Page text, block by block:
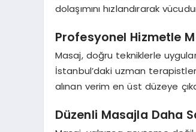
dolaşımını hızlandırarak
Profesyonel Hizmetle
Masaj, doğru tekniklerle
İstanbul’daki uzman
alınan verim en üst düzeye
Düzenli Masajla Daha